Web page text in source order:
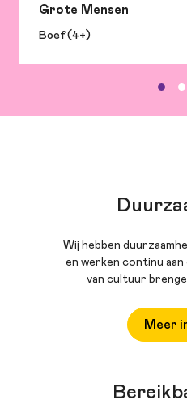
Grote Mensen
Boef (4+)
Wij hebben
en werken continu
van cultuur
Meer